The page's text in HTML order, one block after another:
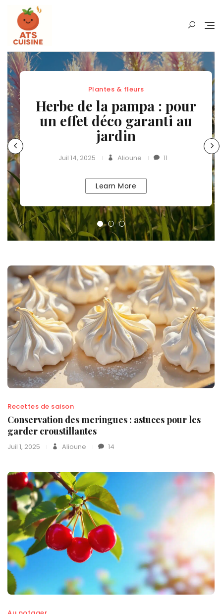
content
Plantes & fleurs
Herbe de la pampa : pour
un effet déco garanti au
jardin
Juil 14, 2025 Alioune 11
Learn More
Recettes de saison
Conservation des meringues : astuces pour les
garder croustillantes
Juil 1, 2025 Alioune 14